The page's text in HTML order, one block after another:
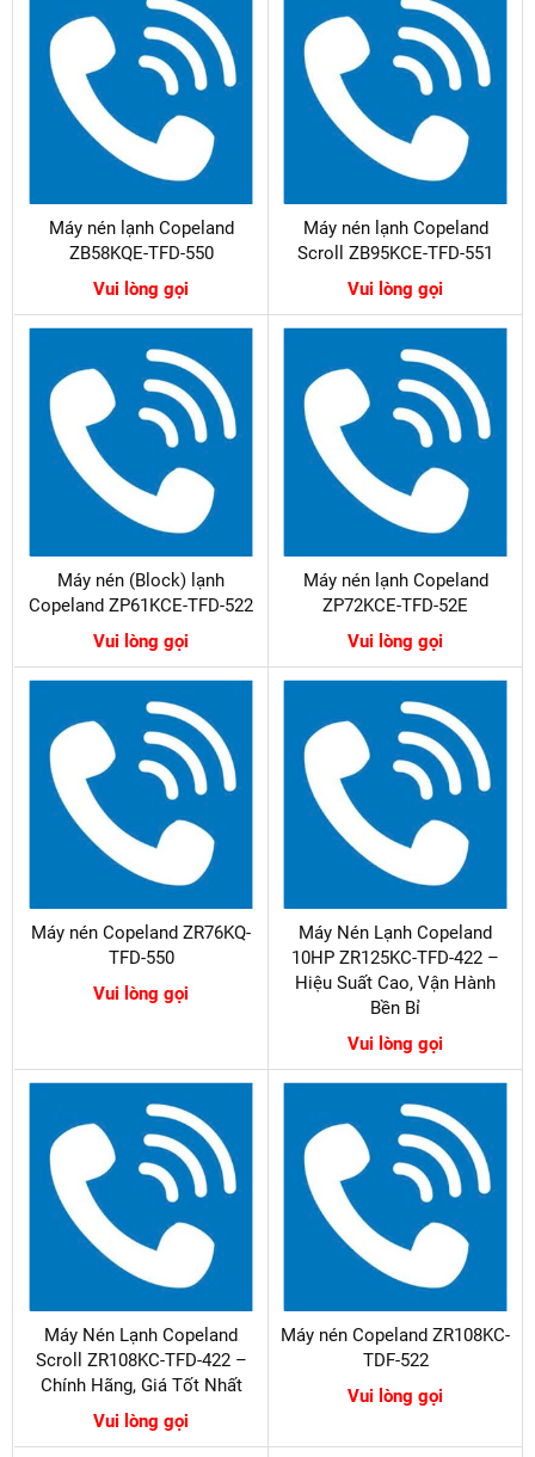
Máy nén lạnh Copeland
ZB58KQE-TFD-550
Vui lòng gọi
Máy nén lạnh Copeland
Scroll ZB95KCE-TFD-551
Vui lòng gọi
Máy nén (Block) lạnh
Copeland ZP61KCE-TFD-522
Vui lòng gọi
Máy nén lạnh Copeland
ZP72KCE-TFD-52E
Vui lòng gọi
Máy nén Copeland ZR76KQ-
TFD-550
Vui lòng gọi
Máy Nén Lạnh Copeland
10HP ZR125KC-TFD-422 –
Hiệu Suất Cao, Vận Hành
Bền Bỉ
Vui lòng gọi
Máy Nén Lạnh Copeland
Scroll ZR108KC-TFD-422 –
Chính Hãng, Giá Tốt Nhất
Vui lòng gọi
Máy nén Copeland ZR108KC-
TDF-522
Vui lòng gọi